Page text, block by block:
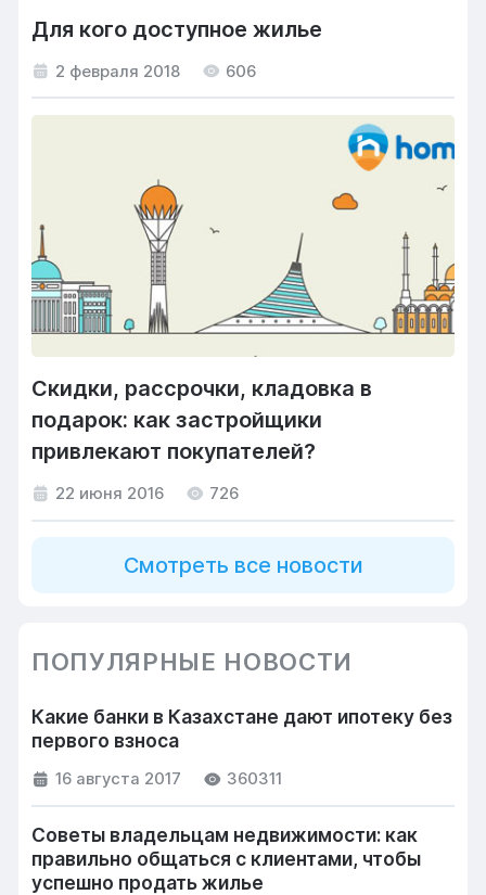
Для кого доступное жилье
2 февраля 2018 606
Скидки, рассрочки, кладовка в
подарок: как застройщики
привлекают покупателей?
22 июня 2016 726
Смотреть все новости
ПОПУЛЯРНЫЕ НОВОСТИ
Какие банки в Казахстане дают ипотеку без
первого взноса
16 августа 2017 360311
Советы владельцам недвижимости: как
правильно общаться с клиентами, чтобы
успешно продать жилье